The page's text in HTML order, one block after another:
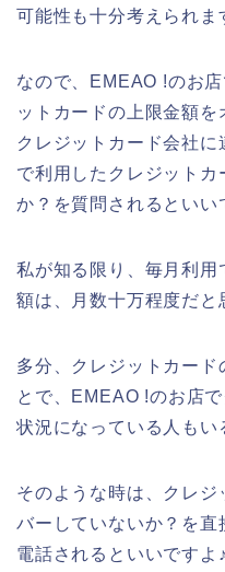
可能性も十分考えられま
なので、EMEAO !のお
ットカードの上限金額を
クレジットカード会社
で利用したクレジット
か？を質問されるといい
私が知る限り、毎月利用
額は、月数十万程度だと
多分、クレジットカード
とで、EMEAO !のお店
状況になっている人もい
そのような時は、クレ
バーしていないか？を直
電話されるといいですよ